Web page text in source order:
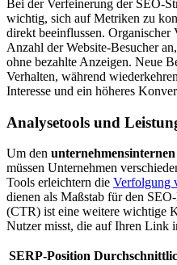
Bei der Verfeinerung der SEO-
wichtig, sich auf Metriken zu
direkt beeinflussen. Organischer
Anzahl der Website-Besucher
ohne bezahlte Anzeigen. Neue
Verhalten, während
Interesse und ein höheres
Analysetools und
Um den
müssen Unternehmen
Tools erleichtern die Verfolgung
dienen als Maßstab für den
(CTR) ist eine weitere wichtige
Nutzer misst, die auf Ihren Link
SERP-Position